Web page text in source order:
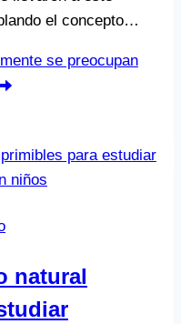
el concepto…
se preocupan
natural